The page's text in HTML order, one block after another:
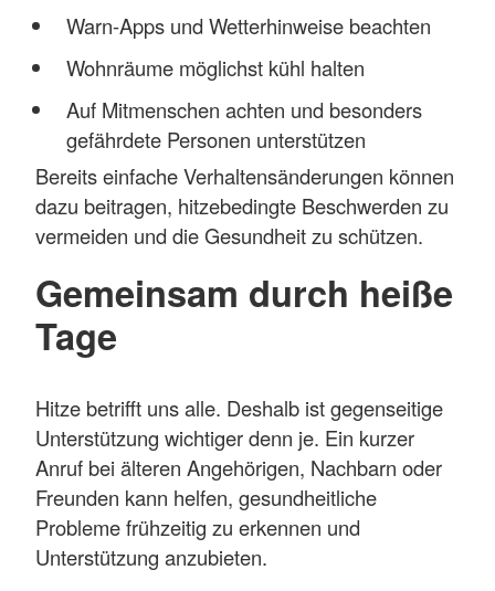
Warn-Apps und Wetterhinweise beachten
Wohnräume möglichst kühl halten
Auf Mitmenschen achten und besonders
gefährdete Personen unterstützen
Bereits einfache Verhaltensänderungen können
dazu beitragen, hitzebedingte Beschwerden zu
vermeiden und die Gesundheit zu schützen.
Gemeinsam durch heiße
Tage
Hitze betrifft uns alle. Deshalb ist gegenseitige
Unterstützung wichtiger denn je. Ein kurzer
Anruf bei älteren Angehörigen, Nachbarn oder
Freunden kann helfen, gesundheitliche
Probleme frühzeitig zu erkennen und
Unterstützung anzubieten.